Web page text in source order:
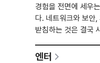
경험을 전면에 세우
다. 네트워크와 보안
받침하는 것은 결국
서 내건 핵심 키워드
엔터